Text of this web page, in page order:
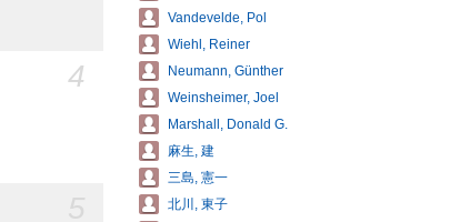
4
Vandevelde, Pol
Wiehl, Reiner
Neumann, Günther
Weinsheimer, Joel
Marshall, Donald G.
麻生, 建
三島, 憲一
北川, 東子